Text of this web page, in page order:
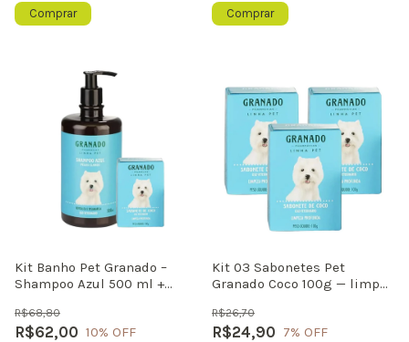
Kit Banho Pet Granado –
Shampoo Azul 500 ml +
Gatos)
R$62,00
R$68,80
10% OFF
Kit 03 Sabonetes Pet
Granado Coco 100g — limpa,
perfuma
R$24,90
R$26,70
7% OFF